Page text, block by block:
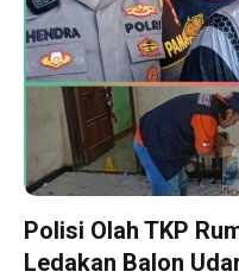
Polisi Olah TKP
Ledakan Balon